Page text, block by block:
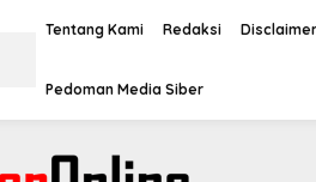
Tentang Kami Redaksi Disclaimer
Pedoman Media Siber